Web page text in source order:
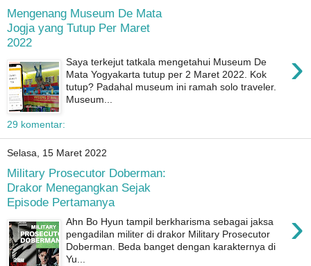
Mengenang Museum De Mata
Jogja yang Tutup Per Maret
2022
›
Saya terkejut tatkala mengetahui Museum De
Mata Yogyakarta tutup per 2 Maret 2022. Kok
tutup? Padahal museum ini ramah solo traveler.
Museum...
29 komentar:
Selasa, 15 Maret 2022
Military Prosecutor Doberman:
Drakor Menegangkan Sejak
Episode Pertamanya
›
Ahn Bo Hyun tampil berkharisma sebagai jaksa
pengadilan militer di drakor Military Prosecutor
Doberman. Beda banget dengan karakternya di
Yu...